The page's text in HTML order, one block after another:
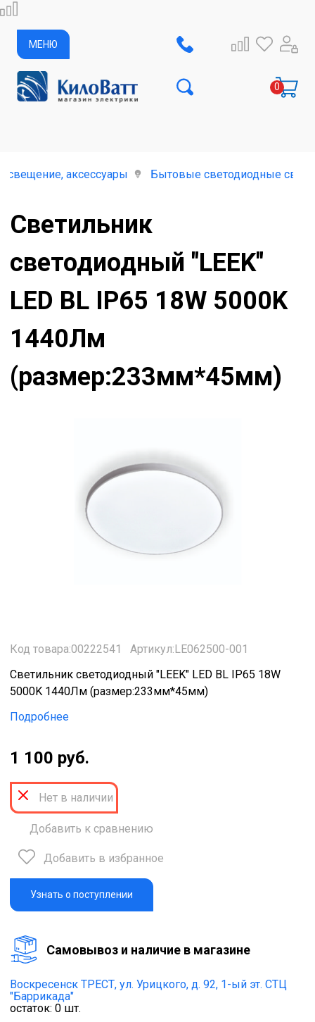
МЕНЮ
аксессуары Бытовые светодиодные
Светильник
светодиодный "LEEK"
LED BL IP65 18W 5000K
1440Лм
(размер:233мм*45мм)
Код товара:00222541
Артикул:LE062500-001
Светильник светодиодный "LEEK" LED BL IP65 18W
5000K 1440Лм (размер:233мм*45мм)
Подробнее
1 100 руб.
Нет в наличии
Добавить к сравнению
Добавить в избранное
Узнать о поступлении
Cамовывоз и наличие в магазине
Воскресенск ТРЕСТ, ул. Урицкого, д. 92, 1-ый эт. СТЦ
"Баррикада"
остаток: 0 шт.